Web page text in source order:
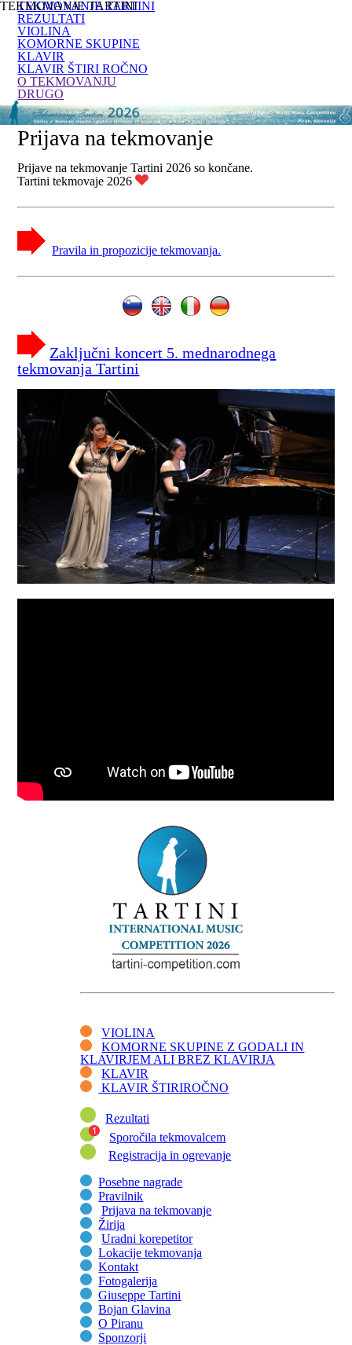
TEKMOVANJE TARTINI
REZULTATI
VIOLINA
KOMORNE SKUPINE
KLAVIR
KLAVIR ŠTIRI ROČNO
O TEKMOVANJU
DRUGO
Prijava na tekmovanje
Prijave na tekmovanje Tartini 2026 so končane.
Tartini tekmovaje 2026
Pravila in propozicije tekmovanja.
Zaključni koncert 5. mednarodnega
tekmovanja Tartini
VIOLINA
KOMORNE SKUPINE Z GODALI IN
KLAVIRJEM ALI BREZ KLAVIRJA
KLAVIR
KLAVIR ŠTIRIROČNO
Rezultati
Sporočila tekmovalcem
Registracija in ogrevanje
Posebne nagrade
Pravilnik
Prijava na tekmovanje
Žirija
Uradni korepetitor
Lokacije tekmovanja
Kontakt
Fotogalerija
Giuseppe Tartini
Bojan Glavina
O Piranu
Sponzorji
TEKMOVANJE TARTINI